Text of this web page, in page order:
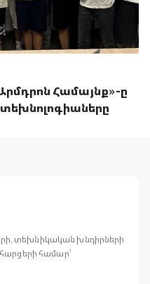
Համայնք»-ը
տեխնիկական խնդիրների
համար՝